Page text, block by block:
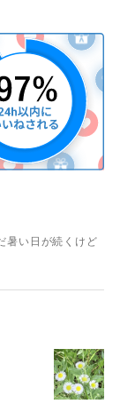
暑い日が続くけど